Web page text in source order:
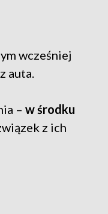
wcześniej
auta.
– w środku
z ich